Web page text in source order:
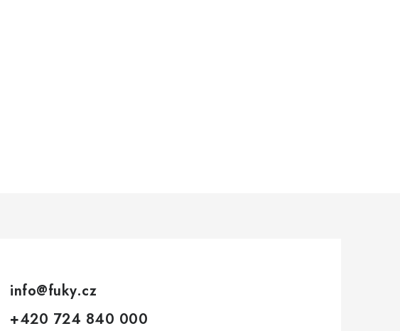
info@fuky.cz
+420 724 840 000